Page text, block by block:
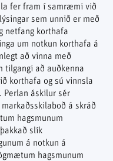
fer fram í samræmi við
sem unnið er með
netfang korthafa
um notkun korthafa á
að vinna með
tilgangi að auðkenna
korthafa og sú vinnsla
Perlan áskilur sér
á skráð
hagsmunum
slík
á notkun á
hagsmunum